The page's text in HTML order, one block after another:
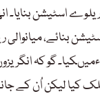
اسٹیشن بنایا۔
بنائے،
افتتاح 18 مارچ 1892ءمیںکیا۔
کیا لیکن اُن کے